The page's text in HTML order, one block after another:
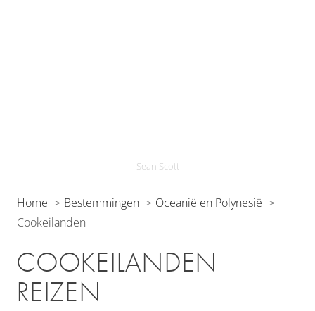
Sean Scott
Home Bestemmingen
Oceanië en Polynesië
Cookeilanden
COOKEILANDEN
REIZEN